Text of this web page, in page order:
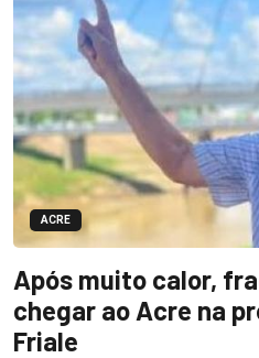
ACRE
Após muito calor,
chegar ao Acre na
Friale